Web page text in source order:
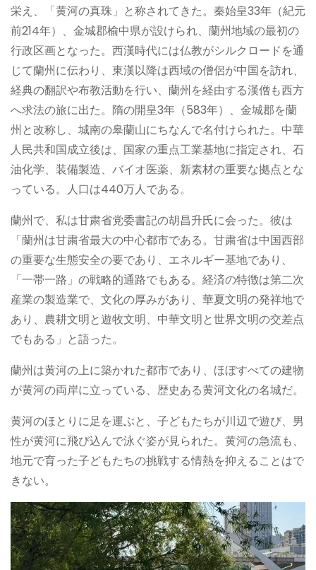
栄え、「黄河の真珠」と称されてきた。秦始皇33年（紀元
前214年）、金城郡榆中県が設けられ、蘭州地域の最初の
行政区画となった。西漢時代には仏教がシルクロードを通
じて蘭州に伝わり、東漢以降は西域の僧侶が中国を訪れ、
経典の翻訳や布教活動を行い、蘭州を経由する漢僧も西方
へ求法の旅に出た。隋の開皇3年（583年）、金城郡を蘭
州と改称し、城南の皋蘭山にちなんで名付けられた。中華
人民共和国成立後は、国家の重点工業基地に指定され、石
油化学、装備製造、バイオ医薬、新素材の重要な拠点とな
っている。人口は440万人である。
蘭州で、私は甘粛省党委書記の胡昌升氏に会った。彼は
「蘭州は甘粛省最大の中心都市である。甘粛省は中国西部
の重要な生態安全の要であり、エネルギー基地であり、
「一帯一路」の戦略的通路でもある。経済の特徴は第二次
産業の製造業で、文化の厚みがあり、華夏文明の発祥地で
あり、農耕文明と遊牧文明、中華文明と世界文明の交差点
でもある」と語った。
蘭州は黄河の上に築かれた都市であり、ほぼすべての建物
が黄河の両岸に立っている、歴史ある黄河文化の名城だ。
黄河のほとりに足を運ぶと、子どもたちが川辺で遊び、男
性が黄河に飛び込んで泳ぐ姿が見られた。黄河の急流も、
地元で育った子どもたちの挑戦する情熱を抑えることはで
きない。